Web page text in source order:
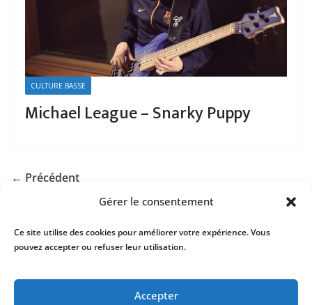
Gérer le consentement
Ce site utilise des cookies pour améliorer votre expérience. Vous
pouvez accepter ou refuser leur utilisation.
Accepter
CULTURE BASSE
Michael League – Snarky Puppy
← Précédent